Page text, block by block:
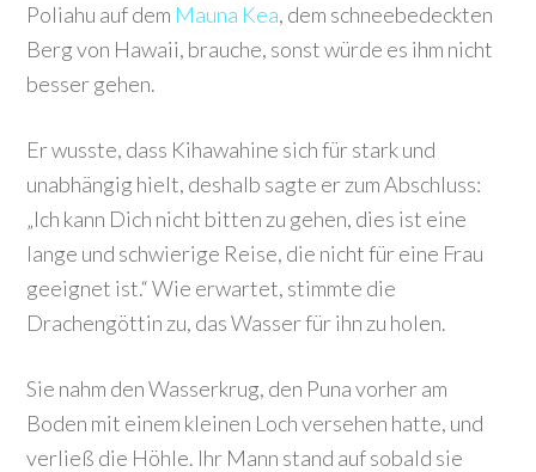
Poliahu auf dem Mauna Kea, dem schneebedeckten
Berg von Hawaii, brauche, sonst würde es ihm nicht
besser gehen.
Er wusste, dass Kihawahine sich für stark und
unabhängig hielt, deshalb sagte er zum Abschluss:
„Ich kann Dich nicht bitten zu gehen, dies ist eine
lange und schwierige Reise, die nicht für eine Frau
geeignet ist.“ Wie erwartet, stimmte die
Drachengöttin zu, das Wasser für ihn zu holen.
Sie nahm den Wasserkrug, den Puna vorher am
Boden mit einem kleinen Loch versehen hatte, und
verließ die Höhle. Ihr Mann stand auf sobald sie